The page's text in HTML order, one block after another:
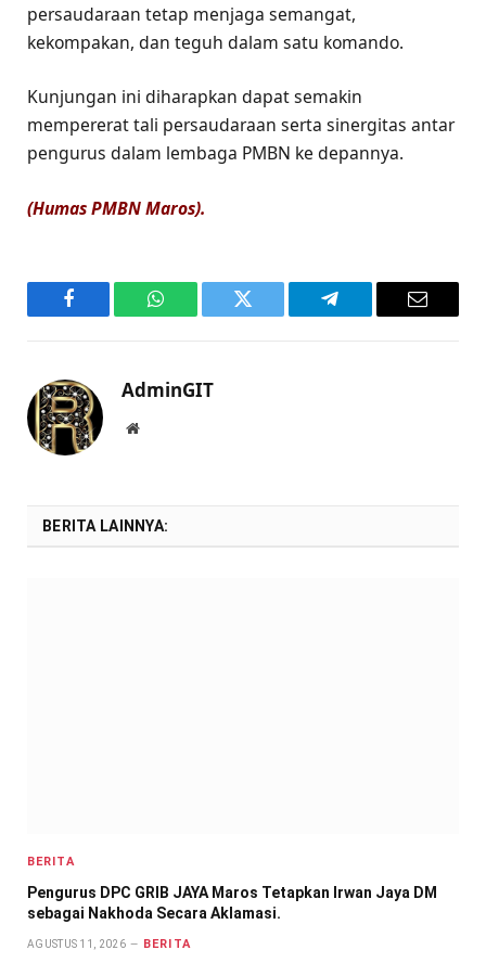
persaudaraan tetap menjaga semangat,
kekompakan, dan teguh dalam satu komando.
Kunjungan ini diharapkan dapat semakin
mempererat tali persaudaraan serta sinergitas antar
pengurus dalam lembaga PMBN ke depannya.
(Humas PMBN Maros).
Facebook WhatsAppTwitter Telegram Email
AdminGIT
Website
BERITA LAINNYA:
BERITA
Pengurus DPC GRIB JAYA Maros Tetapkan Irwan Jaya DM
sebagai Nakhoda Secara Aklamasi.
AGUSTUS 11, 2026 BERITA